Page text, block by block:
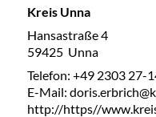
Kreis Unna
Hansastraße 4
59425 Unna
Telefon: +49 2303 27-
E-Mail:
http://https//